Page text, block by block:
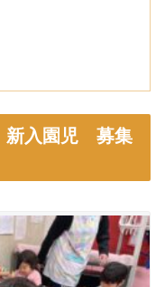
新入園児 募集